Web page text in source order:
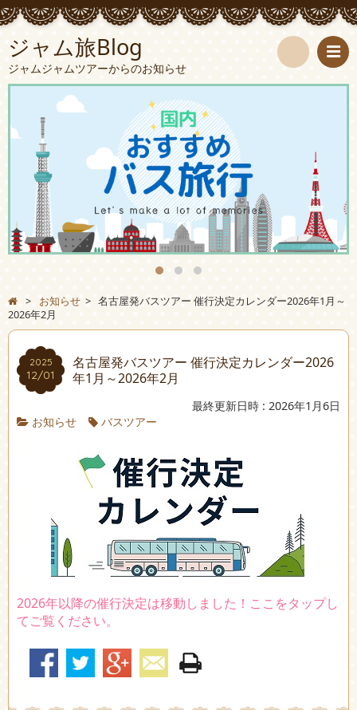
ジャム旅Blog
ジャムジャムツアーからのお知らせ
検
> お知らせ > 名古屋発バスツアー 催行決定カレンダー2026年1月～
2026年2月
2025
12/01
名古屋発バスツアー 催行決定カレンダー2026
年1月～2026年2月
最終更新日時 : 2026年1月6日
お知らせ
バスツアー
2026年以降の催行決定は移動しました！ここをタップし
てご覧ください。